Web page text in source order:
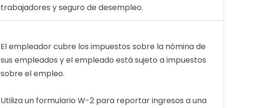
trabajadores y seguro de desempleo.
El empleador cubre los impuestos sobre la nómina de
sus empleados y el empleado está sujeto a impuestos
sobre el empleo.
Utiliza un formulario W-2 para reportar ingresos a una